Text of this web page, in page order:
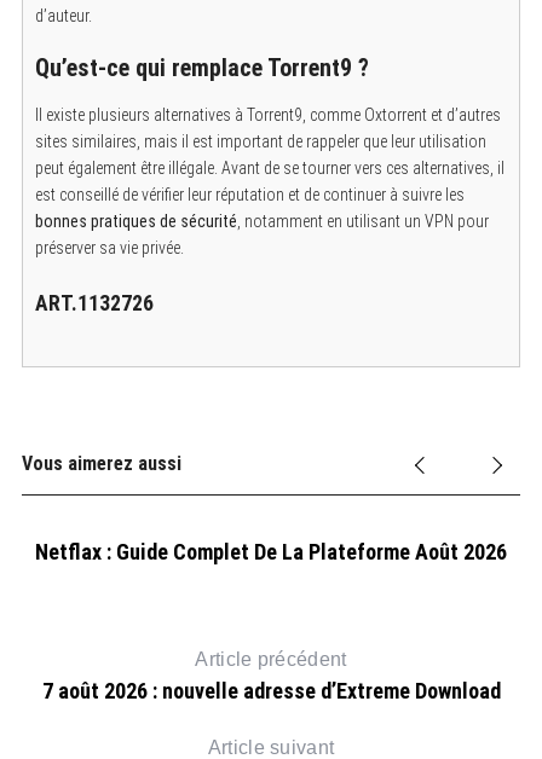
d’auteur.
Qu’est-ce qui remplace Torrent9 ?
Il existe plusieurs alternatives à Torrent9, comme Oxtorrent et d’autres
sites similaires, mais il est important de rappeler que leur utilisation
peut également être illégale. Avant de se tourner vers ces alternatives, il
est conseillé de vérifier leur réputation et de continuer à suivre les
bonnes pratiques de sécurité , notamment en utilisant un VPN pour
préserver sa vie privée.
ART.1132726
Vous aimerez aussi
Netflax : Guide Complet De La Plateforme Août 2026
Article précédent
7 août 2026 : nouvelle adresse d’Extreme Download
Article suivant